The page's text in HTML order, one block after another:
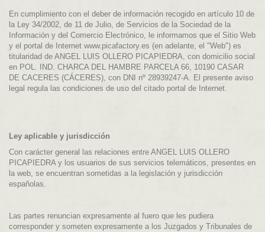
En cumplimiento con el deber de información recogido en artículo 10 de
la Ley 34/2002, de 11 de Julio, de Servicios de la Sociedad de la
Información y del Comercio Electrónico, le informamos que el Sitio Web
y el portal de Internet www.picafactory.es (en adelante, el "Web") es
titularidad de ANGEL LUIS OLLERO PICAPIEDRA, con domicilio social
en POL. IND. CHARCA DEL HAMBRE PARCELA 66, 10190 CASAR
DE CACERES (CÁCERES), con DNI nº 28939247-A. El presente aviso
legal regula las condiciones de uso del citado portal de Internet.
Ley aplicable y jurisdicción
Con carácter general las relaciones entre ANGEL LUIS OLLERO
PICAPIEDRA y los usuarios de sus servicios telemáticos, presentes en
la web, se encuentran sometidas a la legislación y jurisdicción
españolas.
Las partes renuncian expresamente al fuero que les pudiera
corresponder y someten expresamente a los Juzgados y Tribunales de